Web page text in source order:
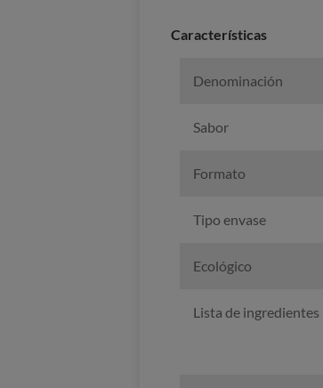
Características
Denominación
Sabor
Formato
Tipo envase
Ecológico
Lista de ingredientes